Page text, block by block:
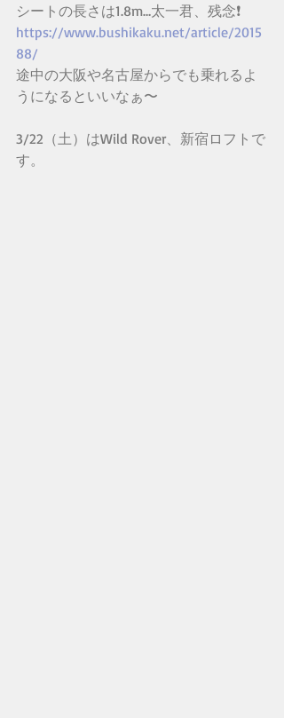
シートの長さは1.8m…太一君、残念❗️
https://www.bushikaku.net/article/2015
88/
途中の大阪や名古屋からでも乗れるよ
うになるといいなぁ〜
3/22（土）はWild Rover、新宿ロフトで
す。